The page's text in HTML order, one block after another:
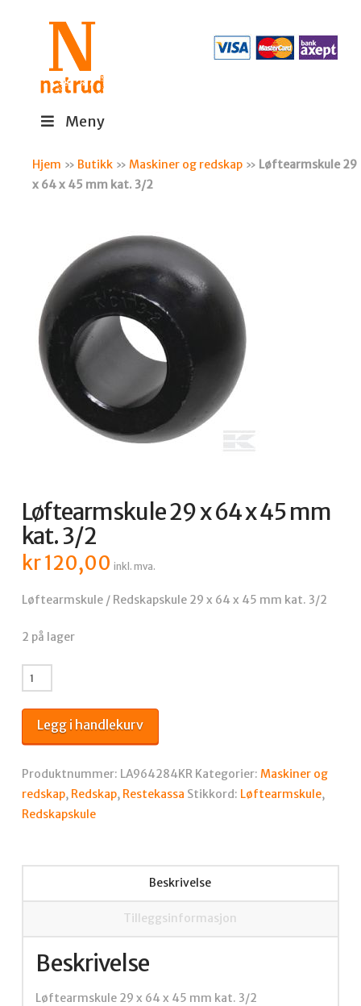
Meny
Hjem » Butikk »Maskiner og redskap » Løftearmskule 29
x 64 x 45 mm kat. 3/2
Løftearmskule 29 x 64 x 45 mm
kat. 3/2
kr120,00 inkl. mva.
Løftearmskule / Redskapskule 29 x 64 x 45 mm kat. 3/2
2 på lager
Løftearmskule
29
x
45
mm
kat.
Legg i handlekurv
Produktnummer: LA964284KR Kategorier: Maskiner og
redskap, Redskap, Restekassa Stikkord: Løftearmskule,
Redskapskule
Beskrivelse
Tilleggsinformasjon
Beskrivelse
Løftearmskule 29 x 64 x 45 mm kat. 3/2